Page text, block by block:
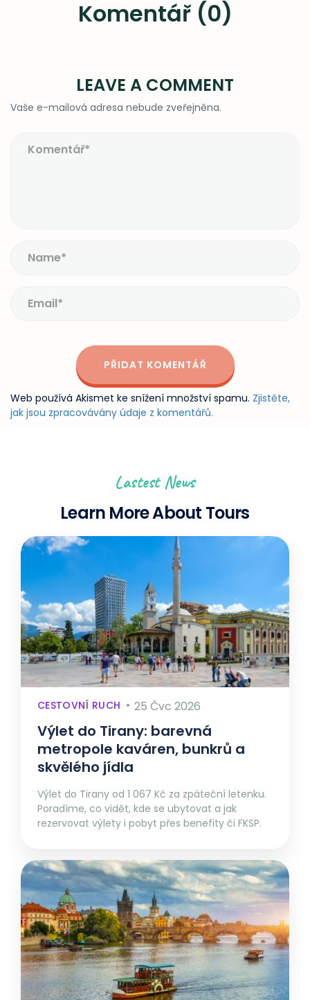
Komentář (0)
LEAVE A COMMENT
Vaše e-mailová adresa nebude zveřejněna.
Web používá Akismet ke snížení množství spamu. Zjistěte,
jak jsou zpracovávány údaje z komentářů.
Lastest News
Learn More About Tours
CESTOVNÍ RUCH 25 Čvc 2026
Výlet do Tirany: barevná
metropole kaváren, bunkrů a
skvělého jídla
Výlet do Tirany od 1 067 Kč za zpáteční letenku.
Poradíme, co vidět, kde se ubytovat a jak
rezervovat výlety i pobyt přes benefity či FKSP.